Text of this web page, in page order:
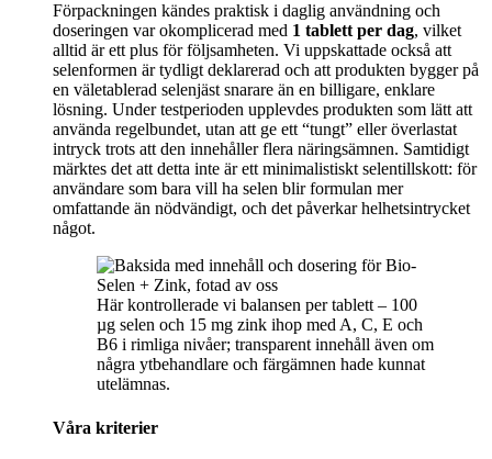
Förpackningen kändes praktisk i daglig användning och
doseringen var okomplicerad med 1 tablett per dag, vilket
alltid är ett plus för följsamheten. Vi uppskattade också att
selenformen är tydligt deklarerad och att produkten bygger på
en väletablerad selenjäst snarare än en billigare, enklare
lösning. Under testperioden upplevdes produkten som lätt att
använda regelbundet, utan att ge ett “tungt” eller överlastat
intryck trots att den innehåller flera näringsämnen. Samtidigt
märktes det att detta inte är ett minimalistiskt selentillskott: för
användare som bara vill ha selen blir formulan mer
omfattande än nödvändigt, och det påverkar helhetsintrycket
något.
Här kontrollerade vi balansen per tablett – 100
µg selen och 15 mg zink ihop med A, C, E och
B6 i rimliga nivåer; transparent innehåll även om
några ytbehandlare och färgämnen hade kunnat
utelämnas.
Våra kriterier